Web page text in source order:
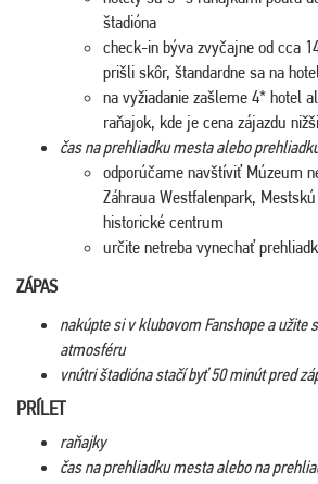
štadióna
check-in býva zvyčajne od cca
prišli skôr, štandardne sa na
na vyžiadanie zašleme 4* hotel
raňajok, kde je cena zájazdu
čas na prehliadku mesta alebo
odporúčame navštíviť Múzeum
Záhraua Westfalenpark,
historické centrum
určite netreba vynechať
ZÁPAS
nakúpte si v klubovom Fanshope a užite
atmosféru
vnútri štadióna stačí byť 50 minút pred
PRÍLET
raňajky
čas na prehliadku mesta alebo na